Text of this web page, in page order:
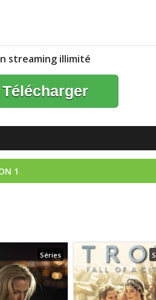
streaming illimité
Télécharger
1
Séries